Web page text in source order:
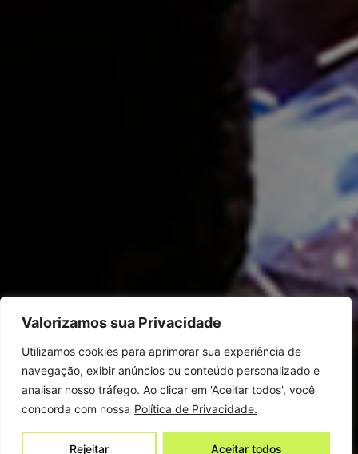
Valorizamos sua Privacidade
Utilizamos cookies para aprimorar sua experiência de
navegação, exibir anúncios ou conteúdo personalizado e
analisar nosso tráfego. Ao clicar em 'Aceitar todos', você
concorda com nossa Política de Privacidade.
Rejeitar Aceitar todos